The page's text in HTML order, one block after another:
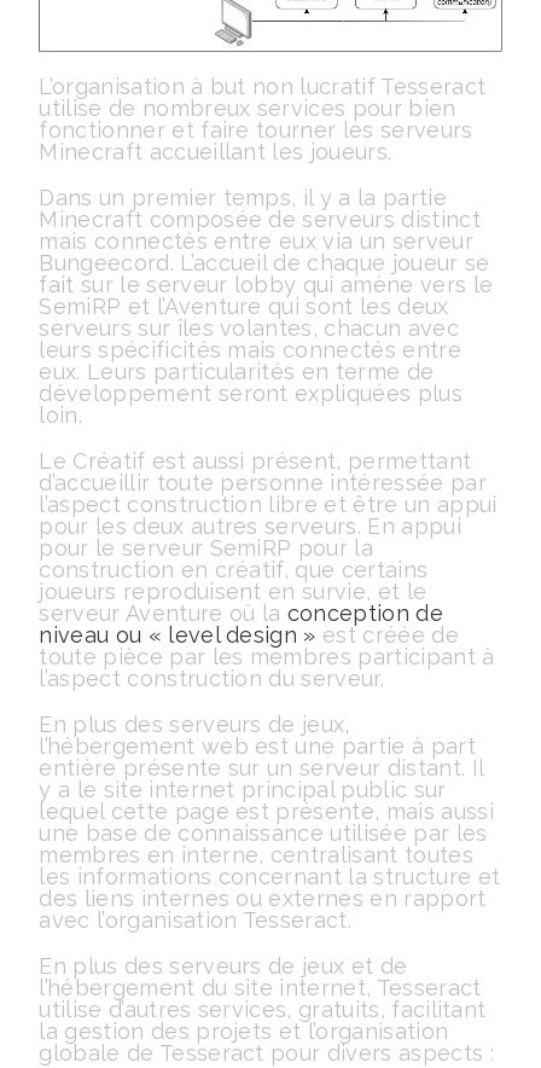
L’organisation à but non lucratif Tesseract
utilise de nombreux services pour bien
fonctionner et faire tourner les serveurs
Minecraft accueillant les joueurs.
Dans un premier temps, il y a la partie
Minecraft composée de serveurs distinct
mais connectés entre eux via un serveur
Bungeecord. L’accueil de chaque joueur se
fait sur le serveur lobby qui amène vers le
SemiRP et l’Aventure qui sont les deux
serveurs sur îles volantes, chacun avec
leurs spécificités mais connectés entre
eux. Leurs particularités en terme de
développement seront expliquées plus
loin.
Le Créatif est aussi présent, permettant
d’accueillir toute personne intéressée par
l’aspect construction libre et être un appui
pour les deux autres serveurs. En appui
pour le serveur SemiRP pour la
construction en créatif, que certains
joueurs reproduisent en survie, et le
serveur Aventure où la conception de
niveau ou « level design » est créée de
toute pièce par les membres participant à
l’aspect construction du serveur.
En plus des serveurs de jeux,
l’hébergement web est une partie à part
entière présente sur un serveur distant. Il
y a le site internet principal public sur
lequel cette page est présente, mais aussi
une base de connaissance utilisée par les
membres en interne, centralisant toutes
les informations concernant la structure et
des liens internes ou externes en rapport
avec l’organisation Tesseract.
En plus des serveurs de jeux et de
l’hébergement du site internet, Tesseract
utilise d’autres services, gratuits, facilitant
la gestion des projets et l’organisation
globale de Tesseract pour divers aspects :